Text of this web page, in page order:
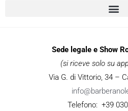
Sede legale e Show
(si riceve solo su
Via G. di Vittorio, 34 –
Telefono: +39